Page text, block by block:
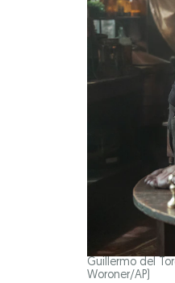
Guillermo del
Woroner/AP)